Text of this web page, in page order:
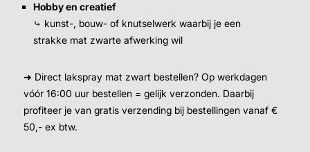
Hobby en creatief
⤷ kunst-, bouw- of knutselwerk waarbij je een
strakke mat zwarte afwerking wil
➜ Direct lakspray mat zwart bestellen? Op werkdagen
vóór 16:00 uur bestellen = gelijk verzonden. Daarbij
profiteer je van gratis verzending bij bestellingen vanaf €
50,- ex btw.